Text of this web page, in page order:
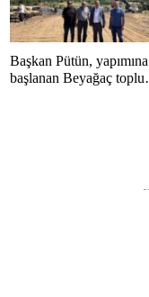
Başkan Pütün, yapımına
başlanan Beyağaç toplu